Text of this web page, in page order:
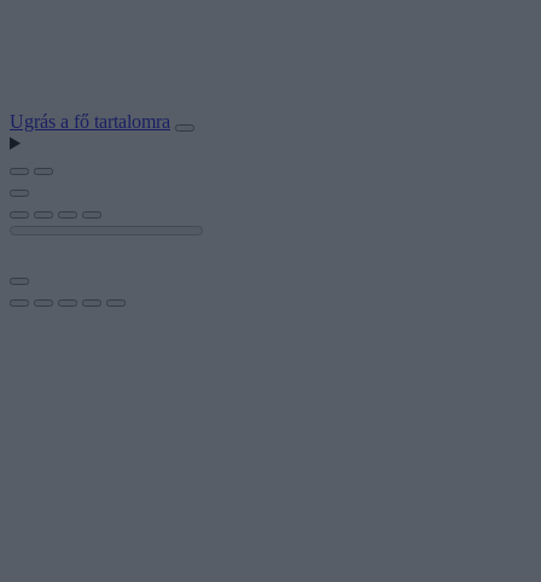
Ugrás a fő tartalomra